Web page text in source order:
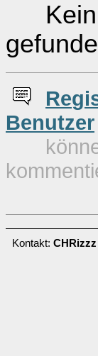
Reg
Benutzer
Kontakt: CHRizzz